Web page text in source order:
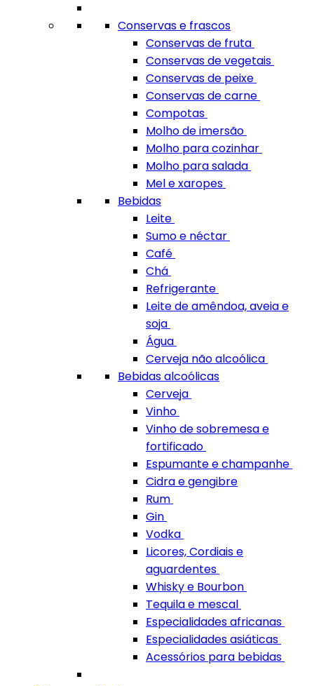
Conservas e frascos
Conservas de fruta
Conservas de vegetais
Conservas de peixe
Conservas de carne
Compotas
Molho de imersão
Molho para cozinhar
Molho para salada
Mel e xaropes
Bebidas
Leite
Sumo e néctar
Café
Chá
Refrigerante
Leite de amêndoa, aveia e
soja
Água
Cerveja não alcoólica
Bebidas alcoólicas
Cerveja
Vinho
Vinho de sobremesa e
fortificado
Espumante e champanhe
Cidra e gengibre
Rum
Gin
Vodka
Licores, Cordiais e
aguardentes
Whisky e Bourbon
Tequila e mescal
Especialidades africanas
Especialidades asiáticas
Acessórios para bebidas